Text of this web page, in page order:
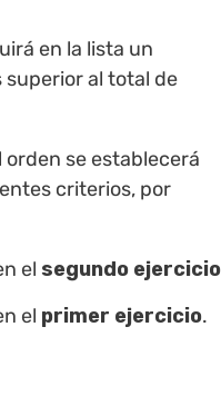
en la lista un
al total de
orden se establecerá
criterios, por
el segundo ejercicio
el primer ejercicio.